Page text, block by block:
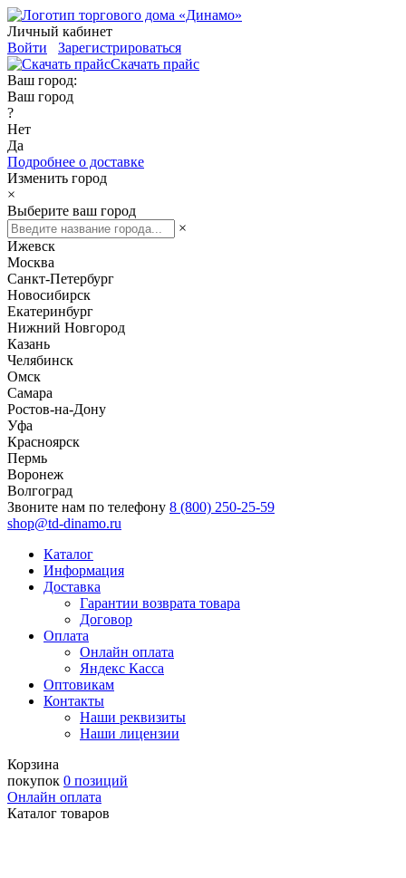
Личный кабинет
Войти
Зарегистрироваться
Скачать прайс
Ваш город:
Ваш город
?
Нет
Да
Подробнее о доставке
Изменить город
×
Выберите ваш город
×
Ижевск
Москва
Санкт-Петербург
Новосибирск
Екатеринбург
Нижний Новгород
Казань
Челябинск
Омск
Самара
Ростов-на-Дону
Уфа
Красноярск
Пермь
Воронеж
Волгоград
Звоните нам по телефону 8 (800) 250-25-59
shop@td-dinamo.ru
Каталог
Информация
Доставка
Гарантии возврата товара
Договор
Оплата
Онлайн оплата
Яндекс Касса
Оптовикам
Контакты
Наши реквизиты
Наши лицензии
Корзина
покупок 0 позиций
Онлайн оплата
Каталог товаров